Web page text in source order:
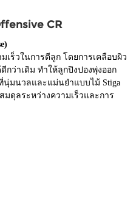
CR
เร็วในการตีลูก โดยการเคลือบผิว
กว่าเดิม ทำให้ลูกปิงปองพุ่งออก
นุ่มนวลและแม่นยำแบบไม้ Stiga
มดุลระหว่างความเร็วและการ